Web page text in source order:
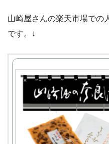
山崎屋さんの楽天市場での
です。↓